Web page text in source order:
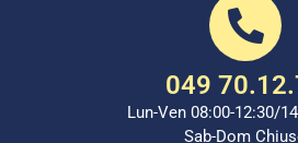
049
Lun-Ven 08:00-12:30/
Sab-Dom